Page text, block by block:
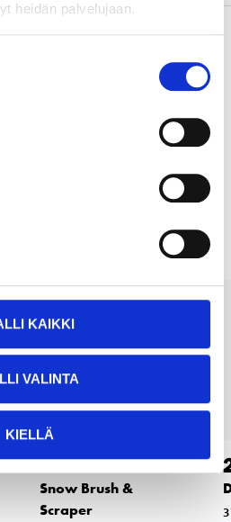
heidän palvelujaan.
KAIKKI
VALINTA
KIELLÄ
also bought
395
Snow Brush &
Scraper